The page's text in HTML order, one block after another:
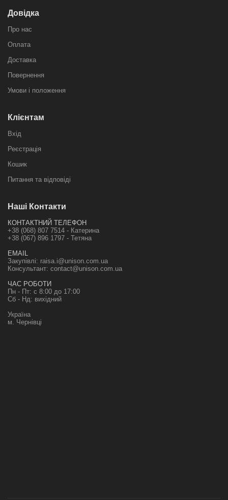
Довідка
Про нас
Оплата
Доставка
Повернення
Умови і положення
Клієнтам
Вхід
Реєстрація
Кошик
Питання та відповіді
Наші Контакти
КОНТАКТНИЙ ТЕЛЕФОН
+38 (068) 807 7514 - Катерина
+38 (067) 896 1797 - Тетяна
EMAIL
Закупівлі: raisa.i@unison.com.ua
Консультант: contact@unison.com.ua
ЧАС РОБОТИ
Пн - Пт: с 8:00 до 17:00
Сб - Нд: вихідний
Україна
м. Чернівці